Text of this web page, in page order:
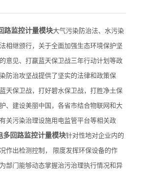
表
路监控计量模块大气污染防治法、水污染
相继颁行，关于全面加强生态环境保护坚
意见、打赢蓝天保卫战三年行动计划等政
防治攻坚战提供了坚实的法律和政策保
天保卫战，打好碧水保卫战，打胜净土保
、建设美丽中国，各省市结合物联网和大
关污染治理设施用电监管平台等相关政
多回路监控计量模块针对性地对企业内的
作出检测控制， 限度发挥环保设备的作
部门能够动态掌握治污治理执行情况和异